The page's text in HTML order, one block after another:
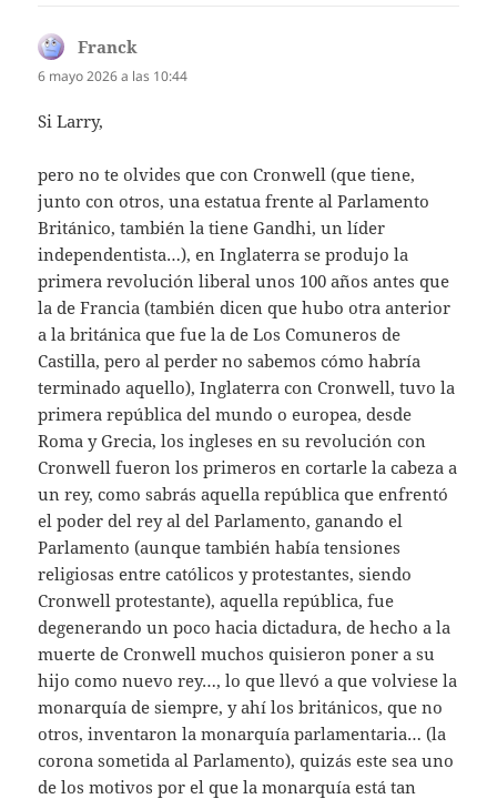
Franck
6 mayo 2026 a las 10:44
Si Larry,
pero no te olvides que con Cronwell (que tiene,
junto con otros, una estatua frente al Parlamento
Británico, también la tiene Gandhi, un líder
independentista…), en Inglaterra se produjo la
primera revolución liberal unos 100 años antes que
la de Francia (también dicen que hubo otra anterior
a la británica que fue la de Los Comuneros de
Castilla, pero al perder no sabemos cómo habría
terminado aquello), Inglaterra con Cronwell, tuvo la
primera república del mundo o europea, desde
Roma y Grecia, los ingleses en su revolución con
Cronwell fueron los primeros en cortarle la cabeza a
un rey, como sabrás aquella república que enfrentó
el poder del rey al del Parlamento, ganando el
Parlamento (aunque también había tensiones
religiosas entre católicos y protestantes, siendo
Cronwell protestante), aquella república, fue
degenerando un poco hacia dictadura, de hecho a la
muerte de Cronwell muchos quisieron poner a su
hijo como nuevo rey…, lo que llevó a que volviese la
monarquía de siempre, y ahí los británicos, que no
otros, inventaron la monarquía parlamentaria… (la
corona sometida al Parlamento), quizás este sea uno
de los motivos por el que la monarquía está tan